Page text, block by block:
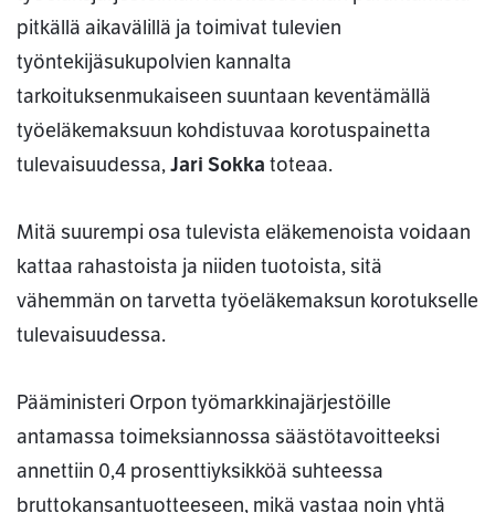
pitkällä aikavälillä ja toimivat tulevien
työntekijäsukupolvien kannalta
tarkoituksenmukaiseen suuntaan keventämällä
työeläkemaksuun kohdistuvaa korotuspainetta
tulevaisuudessa,Jari Sokka toteaa.
Mitä suurempi osa tulevista eläkemenoista voidaan
kattaa rahastoista ja niiden tuotoista, sitä
vähemmän on tarvetta työeläkemaksun korotukselle
tulevaisuudessa.
Pääministeri Orpon työmarkkinajärjestöille
antamassa toimeksiannossa säästötavoitteeksi
annettiin 0,4 prosenttiyksikköä suhteessa
bruttokansantuotteeseen, mikä vastaa noin yhtä